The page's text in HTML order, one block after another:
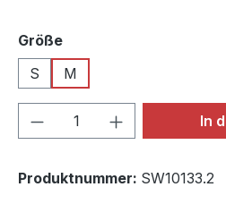
Größeauswählen
S
M
Produkt Anzahl: In
Produktnummer: SW10133.2